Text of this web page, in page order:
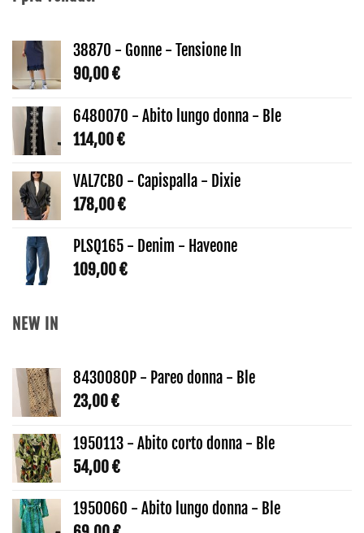
38870 - Gonne - Tensione In
90,00€
6480070 - Abito lungo donna - Ble
114,00€
VAL7CBO - Capispalla - Dixie
178,00€
PLSQ165 - Denim - Haveone
109,00€
NEW IN
8430080P - Pareo donna - Ble
23,00€
1950113 - Abito corto donna - Ble
54,00€
1950060 - Abito lungo donna - Ble